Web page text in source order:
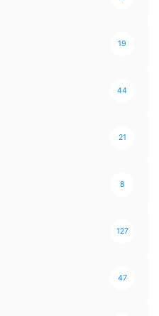
19
44
21
8
127
47